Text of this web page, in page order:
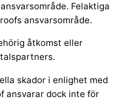
Felaktiga
ansvarsområde.
åtkomst eller
skador i enlighet med
ansvarar dock inte för